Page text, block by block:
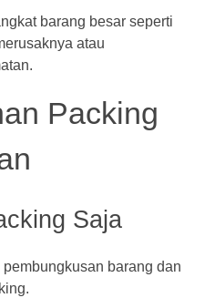
barang besar seperti
atau
Packing
Saja
barang dan